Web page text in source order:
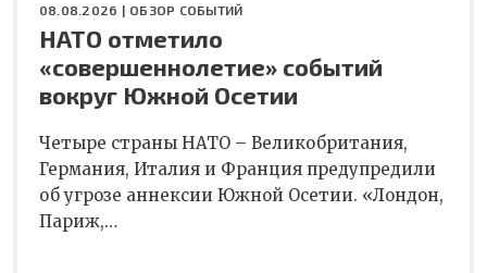
08.08.2026 | ОБЗОР СОБЫТИЙ
НАТО отметило
«совершеннолетие» событий
вокруг Южной Осетии
Четыре страны НАТО – Великобритания,
Германия, Италия и Франция предупредили
об угрозе аннексии Южной Осетии. «Лондон,
Париж,…